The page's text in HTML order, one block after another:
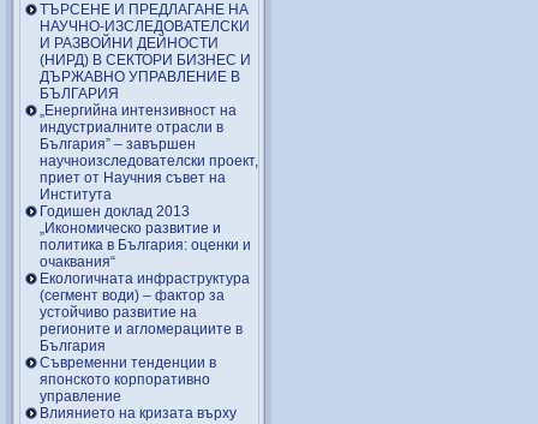
ТЪРСЕНЕ И ПРЕДЛАГАНЕ НА
НАУЧНО-ИЗСЛЕДОВАТЕЛСКИ
И РАЗВОЙНИ ДЕЙНОСТИ
(НИРД) В СЕКТОРИ БИЗНЕС И
ДЪРЖАВНО УПРАВЛЕНИЕ В
БЪЛГАРИЯ
„Енергийна интензивност на
индустриалните отрасли в
България” – завършен
научноизследователски проект,
приет от Научния съвет на
Института
Годишен доклад 2013
„Икономическо развитие и
политика в България: оценки и
очаквания“
Екологичната инфраструктура
(сегмент води) – фактор за
устойчиво развитие на
регионите и агломерациите в
България
Съвременни тенденции в
японското корпоративно
управление
Влиянието на кризата върху